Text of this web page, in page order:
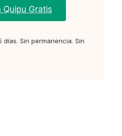
Quipu Gratis
días. Sin permanencia. Sin